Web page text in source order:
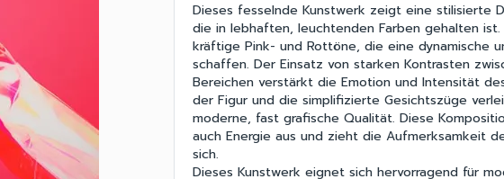
Dieses fesselnde Kunstwerk zeigt eine stilisierte
die in lebhaften, leuchtenden Farben gehalten
kräftige Pink- und Rottöne, die eine dynamische
schaffen. Der Einsatz von starken Kontrasten
Bereichen verstärkt die Emotion und Intensität
der Figur und die simplifizierte Gesichtszüge
moderne, fast grafische Qualität. Diese
auch Energie aus und zieht die Aufmerksamkeit
sich.
Dieses Kunstwerk eignet sich hervorragend für